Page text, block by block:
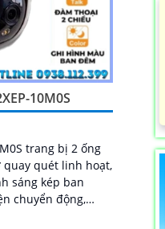
10M0S
trang bị 2 ống
quay quét linh hoạt,
sáng kép ban